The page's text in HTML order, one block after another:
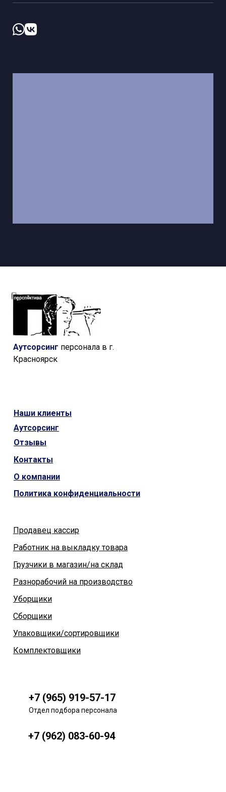
Политика конфиденциальности
Комплектовщики
Упаковщики/сортировщики
Сборщики
Уборщики
Разнорабочий на производство
Грузчики в магазин/на склад
Работник на выкладку товара
Продавец кассир
+7 (962) 083-60-94
+7 (965) 919-57-17
Отдел подбора персонала
О компании
Контакты
Отзывы
Аутсорсинг
Наши клиенты
Аутсорсинг персонала в г.
Красноярск